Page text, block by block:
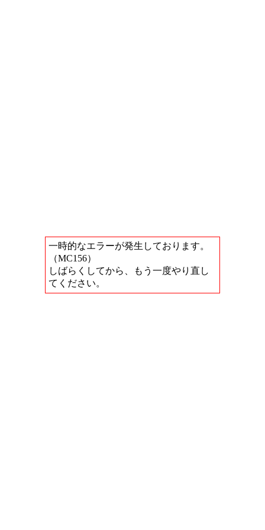
一時的なエラーが発生しております。
（MC156）
しばらくしてから、もう一度やり直し
てください。